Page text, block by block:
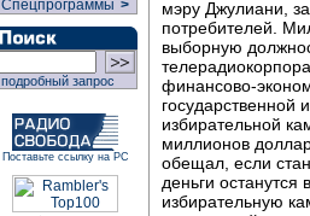
Спецпрограммы >
подробный запрос
Поставьте ссылку на РС
мэру Джулиани,
потребителей.
выборную
финансово-
избирательной
миллионов
обещал, если
деньги
избирательную